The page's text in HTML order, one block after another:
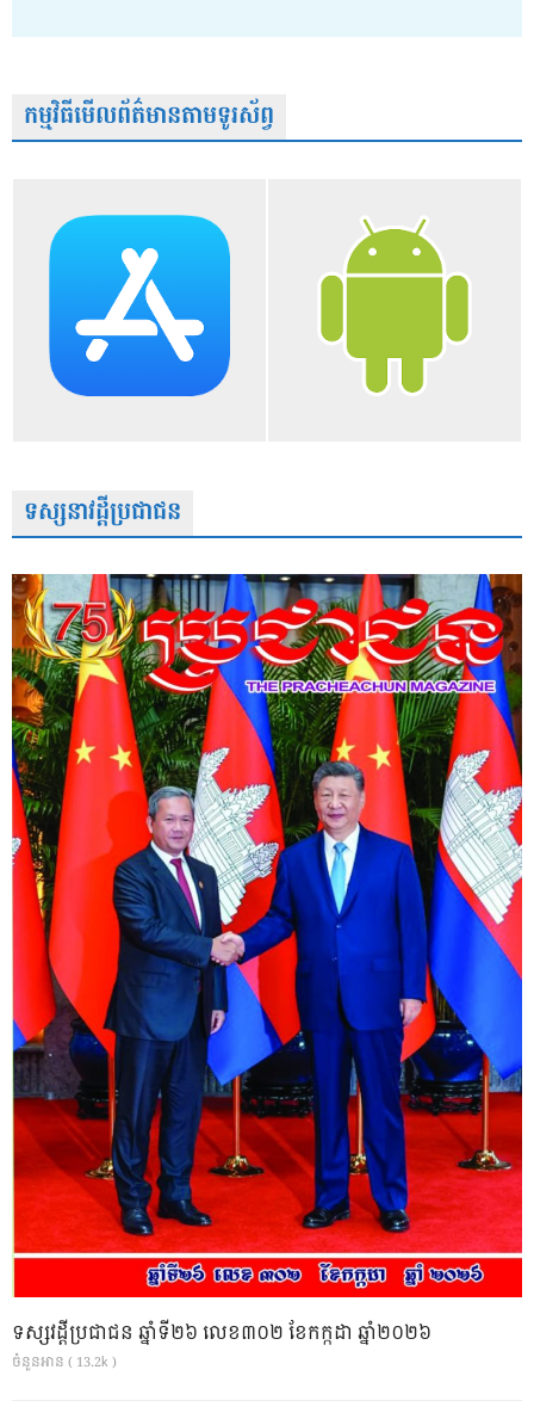
កម្មវិធីមើលព័ត៌មានតាមទូរស័ព្វ
ទស្សនាវដ្តីប្រជាជន
ទស្សវដ្តីប្រជាជន ឆ្នាំទី២៦ លេខ៣០២ ខែកក្កដា ឆ្នាំ២០២៦
ចំនួនអាន ( 13.2k )